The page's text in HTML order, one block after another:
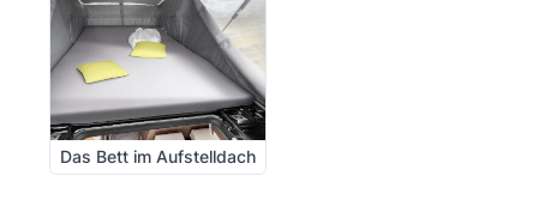
Das Bett im Aufstelldach